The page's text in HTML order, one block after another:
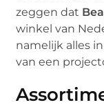
zeggen dat
winkel van
namelijk alles
van een